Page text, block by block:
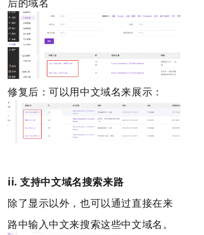
后的域名
修复后：可以用中文域名来展示：
ii. 支持中文域名搜索来路
除了显示以外，也可以通过直接在来
路中输入中文来搜索这些中文域名。